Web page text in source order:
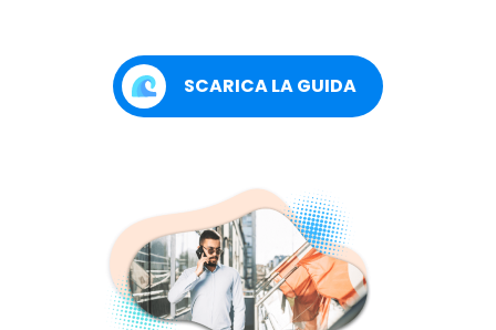
SCARICA LA GUIDA